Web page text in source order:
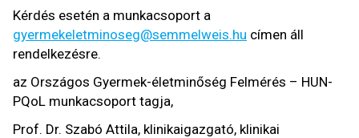
Kérdés esetén a munkacsoport a
gyermekeletminoseg@semmelweis.hu címen áll
rendelkezésre.
az Országos Gyermek-életminőség Felmérés – HUN-
PQoL munkacsoport tagja,
Prof. Dr. Szabó Attila, klinikaigazgató, klinikai